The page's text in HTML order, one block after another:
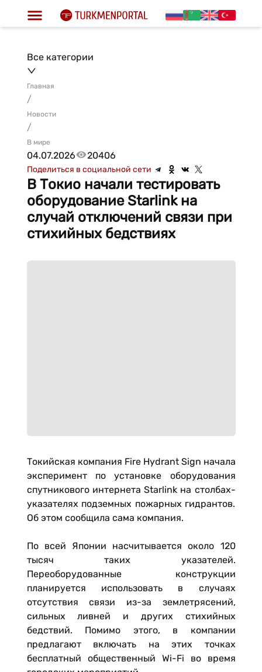
Все категории
Главная
/
Новости
/
В мире
04.07.2026 20406
Поделиться в социальной сети
В Токио начали тестировать
оборудование Starlink на
случай отключений связи при
стихийных бедствиях
Токийская компания Fire Hydrant Sign начала
эксперимент по установке оборудования
спутникового интернета Starlink на столбах-
указателях подземных пожарных гидрантов.
Об этом сообщила сама компания.
По всей Японии насчитывается около 120
тысяч таких указателей.
Переоборудованные конструкции
планируется использовать в случаях
отсутствия связи из-за землетрясений,
сильных ливней и других стихийных
бедствий. Помимо этого, в компании
предлагают включать на этих точках
бесплатный общественный Wi-Fi во время